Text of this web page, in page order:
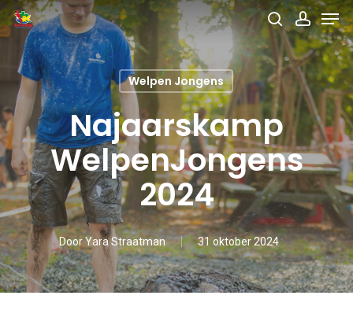
Skip
to
main
content
search
Welpen Jongens
Najaarskamp
WelpenJongens
2024
DoorYara Straatman 31 oktober 2024